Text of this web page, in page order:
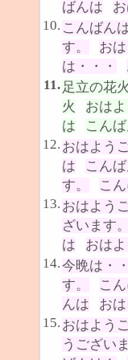
ばんは
10. こんばん
す。
お
は・・・
11. 足立の花火
火
おはよ
は
こん
12. おはよう
は
こん
す。
こ
13. おはよう
ざいます。
は
おはよ
14.今晩は・
す。
こ
んは
お
15. おはよう
うござい